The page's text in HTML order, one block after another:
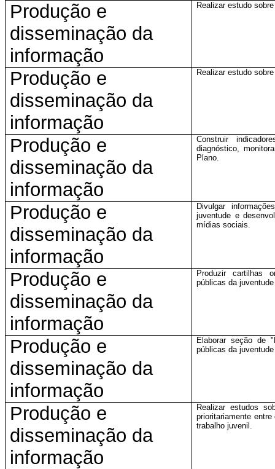
Produção e
disseminação da
informação
Realizar estudo
Produção e
disseminação da
informação
Realizar estudo
Produção e
disseminação da
informação
Construir
diagnóstico,
Plano.
Produção e
disseminação da
informação
Divulgar
juventude e
mídias sociais.
Produção e
disseminação da
informação
Produzir cartilhas
públicas da
Produção e
disseminação da
informação
Elaborar seção de
públicas da
Produção e
disseminação da
informação
Realizar estudos
prioritariamente
trabalho juvenil.